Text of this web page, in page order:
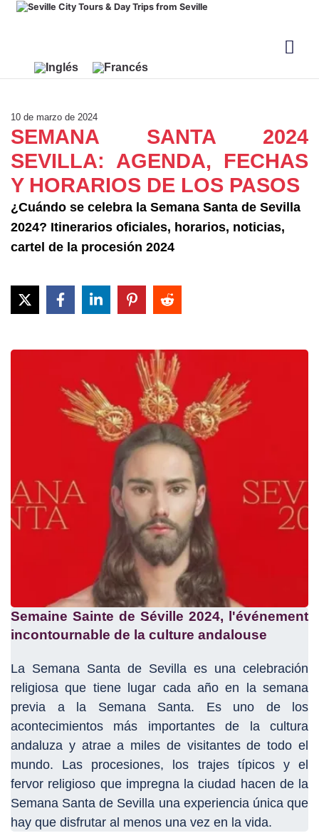
10 de marzo de 2024
SEMANA SANTA 2024
SEVILLA: AGENDA, FECHAS
Y HORARIOS DE LOS PASOS
¿Cuándo se celebra la Semana Santa de Sevilla
2024? Itinerarios oficiales, horarios, noticias,
cartel de la procesión 2024
Semaine Sainte de Séville 2024, l'événement
incontournable de la culture andalouse
La Semana Santa de Sevilla es una celebración
religiosa que tiene lugar cada año en la semana
previa a la Semana Santa. Es uno de los
acontecimientos más importantes de la cultura
andaluza y atrae a miles de visitantes de todo el
mundo. Las procesiones, los trajes típicos y el
fervor religioso que impregna la ciudad hacen de la
Semana Santa de Sevilla una experiencia única que
hay que disfrutar al menos una vez en la vida.